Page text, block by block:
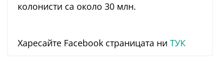
колонисти са около 30 млн.
Харесайте Facebook страницата ни ТУК